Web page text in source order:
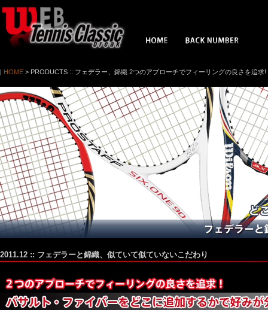
| HOME > PRODUCTS :: フェデラー、錦織 2つのアプローチでフィーリングの良さを追求!
2011.12 :: フェデラーと錦織、似ていて似ていないこだわり